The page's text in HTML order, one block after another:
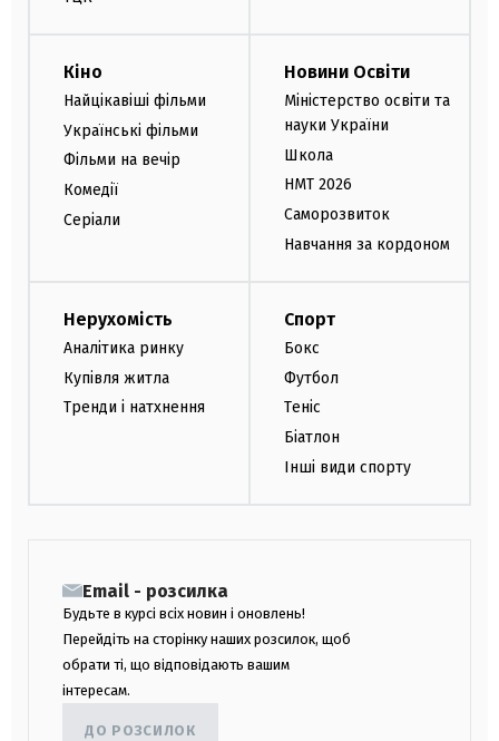
Кіно
Найцікавіші фільми
Українські фільми
Фільми на вечір
Комедії
Серіали
Новини Освіти
Міністерство освіти та
науки України
Школа
НМТ 2026
Саморозвиток
Навчання за кордоном
Нерухомість
Аналітика ринку
Купівля житла
Тренди і натхнення
Спорт
Бокс
Футбол
Теніс
Біатлон
Інші види спорту
Email - розсилка
Будьте в курсі всіх новин і оновлень!
Перейдіть на сторінку наших розсилок, щоб
обрати ті, що відповідають вашим
інтересам.
ДО РОЗСИЛОК